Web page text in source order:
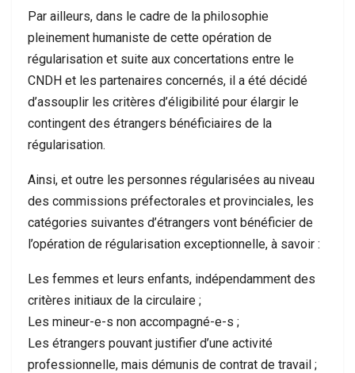
Par ailleurs, dans le cadre de la philosophie
pleinement humaniste de cette opération de
régularisation et suite aux concertations entre le
CNDH et les partenaires concernés, il a été décidé
d’assouplir les critères d’éligibilité pour élargir le
contingent des étrangers bénéficiaires de la
régularisation.
Ainsi, et outre les personnes régularisées au niveau
des commissions préfectorales et provinciales, les
catégories suivantes d’étrangers vont bénéficier de
l’opération de régularisation exceptionnelle, à savoir :
Les femmes et leurs enfants, indépendamment des
critères initiaux de la circulaire ;
Les mineur-e-s non accompagné-e-s ;
Les étrangers pouvant justifier d’une activité
professionnelle, mais démunis de contrat de travail ;